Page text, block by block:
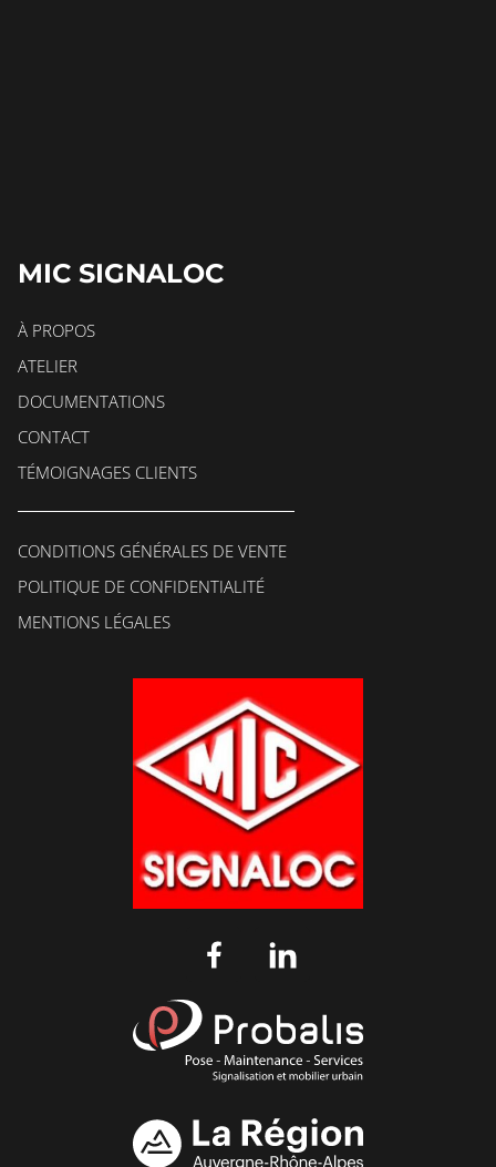
MIC SIGNALOC
À PROPOS
ATELIER
DOCUMENTATIONS
CONTACT
TÉMOIGNAGES CLIENTS
CONDITIONS GÉNÉRALES DE VENTE
POLITIQUE DE CONFIDENTIALITÉ
MENTIONS LÉGALES